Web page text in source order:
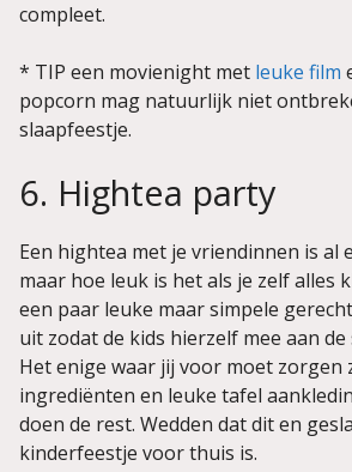
compleet.
* TIP een movienight met leuke film
popcorn mag natuurlijk niet
slaapfeestje.
6. Hightea party
Een hightea met je vriendinnen is al
maar hoe leuk is het als je zelf alles
een paar leuke maar simpele
uit zodat de kids hierzelf mee aan
Het enige waar jij voor moet zorgen
ingrediënten en leuke tafel
doen de rest. Wedden dat dit en
kinderfeestje voor thuis is.